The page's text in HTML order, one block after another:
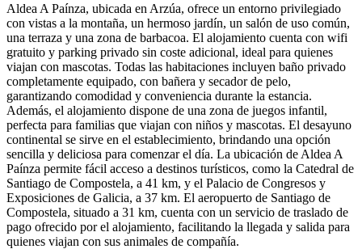
Aldea A Paínza, ubicada en Arzúa, ofrece un entorno privilegiado
con vistas a la montaña, un hermoso jardín, un salón de uso común,
una terraza y una zona de barbacoa. El alojamiento cuenta con wifi
gratuito y parking privado sin coste adicional, ideal para quienes
viajan con mascotas. Todas las habitaciones incluyen baño privado
completamente equipado, con bañera y secador de pelo,
garantizando comodidad y conveniencia durante la estancia.
Además, el alojamiento dispone de una zona de juegos infantil,
perfecta para familias que viajan con niños y mascotas. El desayuno
continental se sirve en el establecimiento, brindando una opción
sencilla y deliciosa para comenzar el día. La ubicación de Aldea A
Paínza permite fácil acceso a destinos turísticos, como la Catedral de
Santiago de Compostela, a 41 km, y el Palacio de Congresos y
Exposiciones de Galicia, a 37 km. El aeropuerto de Santiago de
Compostela, situado a 31 km, cuenta con un servicio de traslado de
pago ofrecido por el alojamiento, facilitando la llegada y salida para
quienes viajan con sus animales de compañía.